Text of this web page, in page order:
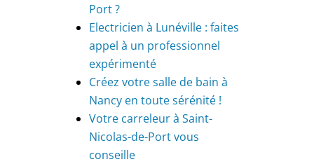
Port ?
Electricien à Lunéville : faites
appel à un professionnel
expérimenté
Créez votre salle de bain à
Nancy en toute sérénité !
Votre carreleur à Saint-
Nicolas-de-Port vous
conseille